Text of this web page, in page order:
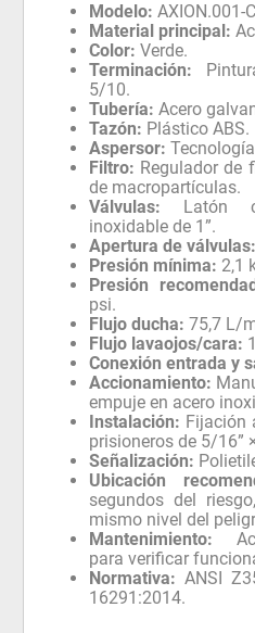
Modelo: AXION.001-
Material principal:
Color: Verde.
Terminación:
5/10.
Tubería: Acero
Tazón: Plástico ABS.
Aspersor:
Filtro: Regulador de
de macropartículas.
Válvulas: Latón
inoxidable de 1”.
Apertura de válvulas:
Presión mínima: 2,1
Presión
psi.
Flujo ducha: 75,7 L/
Flujo lavaojos/cara:
Conexión entrada y
Accionamiento:
empuje en acero
Instalación: Fijación
prisioneros de 5/16”
Señalización:
Ubicación
segundos del
mismo nivel del
Mantenimiento:
para verificar
Normativa: ANSI
16291:2014.